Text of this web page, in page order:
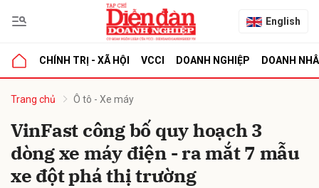
English
CHÍNH TRỊ - XÃ HỘI VCCI DOANH NGHIỆP DOANH
Trang chủ Ô tô - Xe máy
VinFast công bố quy hoạch 3
dòng xe máy điện - ra mắt 7 mẫu
xe đột phá thị trường
luận